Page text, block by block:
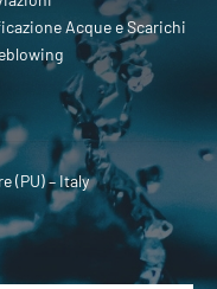
Acque e Scarichi
(PU) – Italy